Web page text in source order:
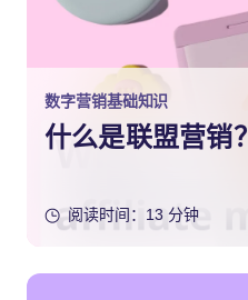
数字营销基础知识
什么是联盟营销？
阅读时间：13 分钟